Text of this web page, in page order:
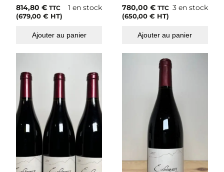
814,80€ TTC
(679,00€ HT)
1 en stock
Ajouter au panier
780,00 € TTC
(650,00 €HT)
3 en stock
Ajouter au panier